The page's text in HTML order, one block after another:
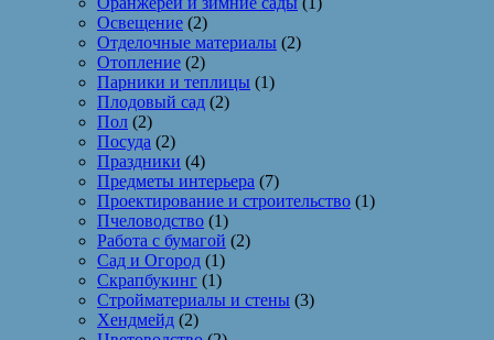
Освещение (2)
Отделочные материалы (2)
Отопление (2)
Парники и теплицы (1)
Плодовый сад (2)
Пол (2)
Посуда (2)
Праздники (4)
Предметы интерьера (7)
Проектирование и строительство (1)
Пчеловодство (1)
Работа с бумагой (2)
Сад и Огород (1)
Скрапбукинг (1)
Стройматериалы и стены (3)
Хендмейд (2)